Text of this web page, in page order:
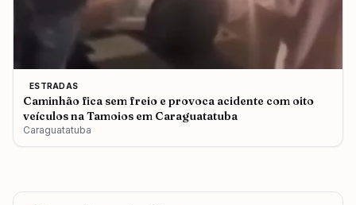
ESTRADAS
Caminhão fica sem freio e provoca acidente com oito
veículos na Tamoios em Caraguatatuba
Caraguatatuba